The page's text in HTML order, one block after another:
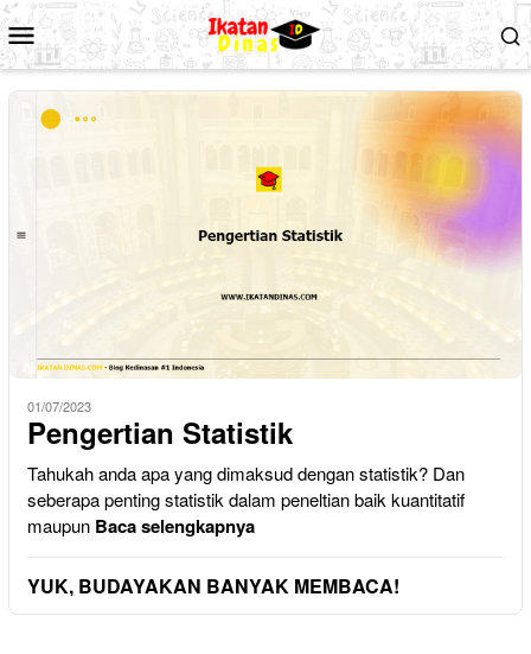
Loncat
ke
konten
Menu
Mobile
01/07/2023
Pengertian Statistik
Tahukah anda apa yang dimaksud dengan statistik? Dan
seberapa penting statistik dalam peneltian baik kuantitatif
maupun Baca selengkapnya
YUK, BUDAYAKAN BANYAK MEMBACA!